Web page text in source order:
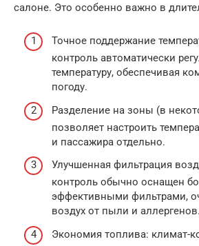
салоне. Это особенно важно в
Точное поддержание
контроль автоматически
температуру, обеспечивая
погоду.
Разделение на зоны (в
позволяет настроить
и пассажира отдельно.
Улучшенная фильтрация
контроль обычно оснащен
эффективными фильтрами,
воздух от пыли и аллергенов.
Экономия топлива: климат-